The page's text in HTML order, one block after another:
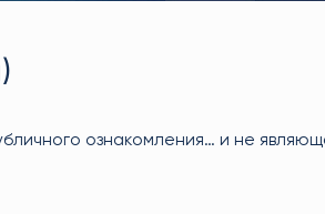
ознакомления… и не